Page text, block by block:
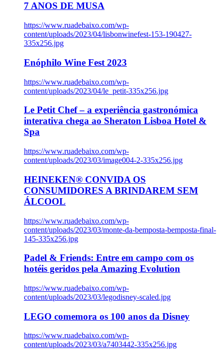
7 ANOS DE MUSA
https://www.ruadebaixo.com/wp-
content/uploads/2023/04/lisbonwinefest-153-190427-
335x256.jpg
Enóphilo Wine Fest 2023
https://www.ruadebaixo.com/wp-
content/uploads/2023/04/le_petit-335x256.jpg
Le Petit Chef – a experiência gastronómica
interativa chega ao Sheraton Lisboa Hotel &
Spa
https://www.ruadebaixo.com/wp-
content/uploads/2023/03/image004-2-335x256.jpg
HEINEKEN® CONVIDA OS
CONSUMIDORES A BRINDAREM SEM
ÁLCOOL
https://www.ruadebaixo.com/wp-
content/uploads/2023/03/monte-da-bemposta-bemposta-final-
145-335x256.jpg
Padel & Friends: Entre em campo com os
hotéis geridos pela Amazing Evolution
https://www.ruadebaixo.com/wp-
content/uploads/2023/03/legodisney-scaled.jpg
LEGO comemora os 100 anos da Disney
https://www.ruadebaixo.com/wp-
content/uploads/2023/03/a7403442-335x256.jpg